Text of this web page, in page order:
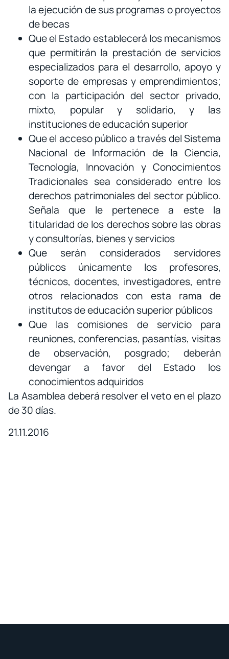
la ejecución de sus programas o proyectos
de becas
Que el Estado establecerá los mecanismos
que permitirán la prestación de servicios
especializados para el desarrollo, apoyo y
soporte de empresas y emprendimientos;
con la participación del sector privado,
mixto, popular y solidario, y las
instituciones de educación superior
Que el acceso público a través del Sistema
Nacional de Información de la Ciencia,
Tecnología, Innovación y Conocimientos
Tradicionales sea considerado entre los
derechos patrimoniales del sector público.
Señala que le pertenece a este la
titularidad de los derechos sobre las obras
y consultorías, bienes y servicios
Que serán considerados servidores
públicos únicamente los profesores,
técnicos, docentes, investigadores, entre
otros relacionados con esta rama de
institutos de educación superior públicos
Que las comisiones de servicio para
reuniones, conferencias, pasantías, visitas
de observación, posgrado; deberán
devengar a favor del Estado los
conocimientos adquiridos
La Asamblea deberá resolver el veto en el plazo
de 30 días.
21.11.2016